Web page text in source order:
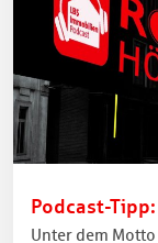
Podcast-
Unter dem